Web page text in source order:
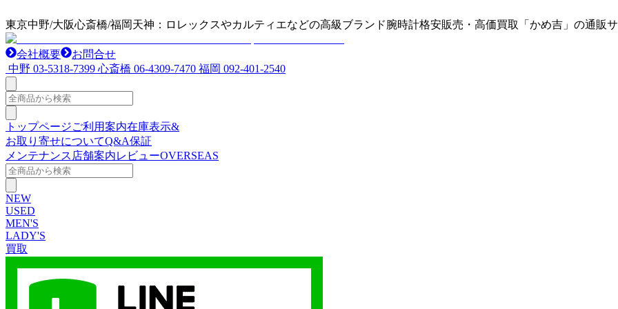
東京中野/大阪心斎橋/福岡天神：ロレックスやカルティエなどの高級ブランド腕時計格安販売・高価買取「かめ吉」の通販
会社概要
お問合せ
中野 03-5318-7399 心斎橋 06-4309-7470 福岡 092-401-2540
トップページご利用案内在庫表示&
お取り寄せについてQ&A保証
メンテナンス 店舗案内レビューOVERSEAS
NEW
USED
MEN'S
LADY'S
買取